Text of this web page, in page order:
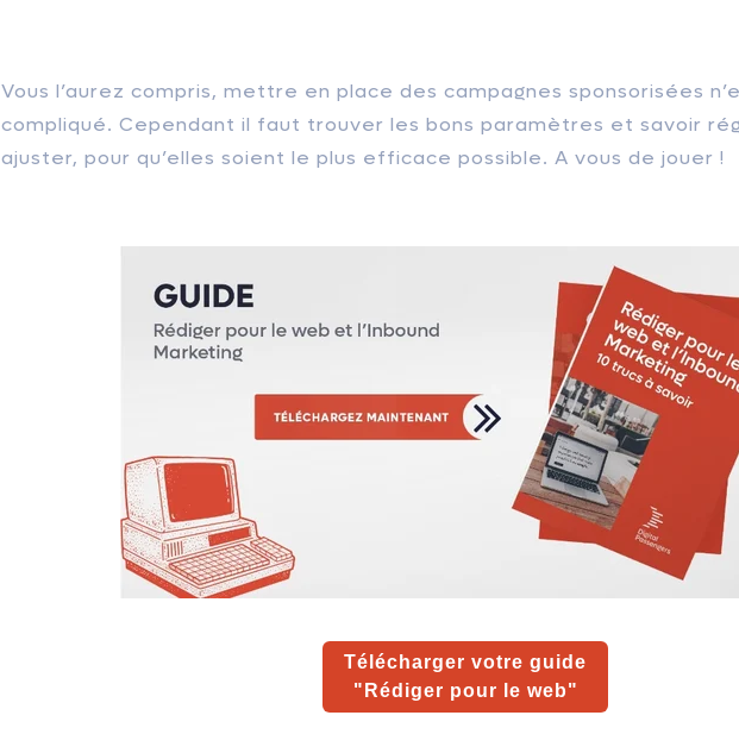
Vous l’aurez compris, mettre en place des campagnes sponsorisées
compliqué. Cependant il faut trouver les bons paramètres et savoir
ajuster, pour qu’elles soient le plus efficace possible. A vous de jouer !
Télécharger votre guide
"Rédiger pour le web"